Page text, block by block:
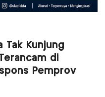
Tak Kunjung
di
Pemprov